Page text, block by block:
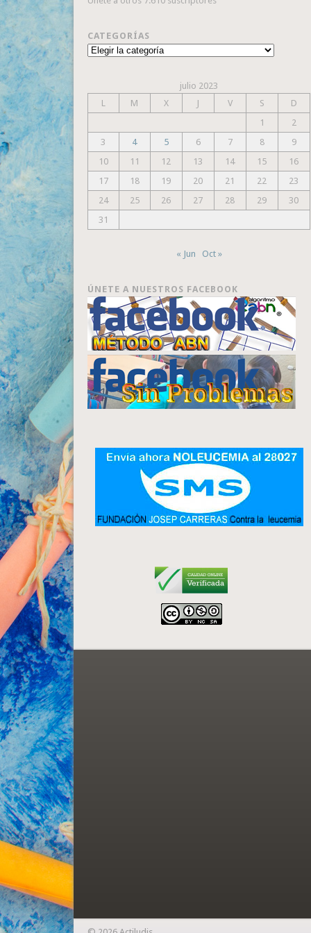
CATEGORÍAS
Categorías
julio 2023
L
M X J V S
D
1
2
3
4 5 6 7 8
9
10
11 12 13 14 15
16
17
18 19 20 21 22
23
24
25 26 27 28 29
30
31
« Jun Oct »
ÚNETE A NUESTROS FACEBOOK